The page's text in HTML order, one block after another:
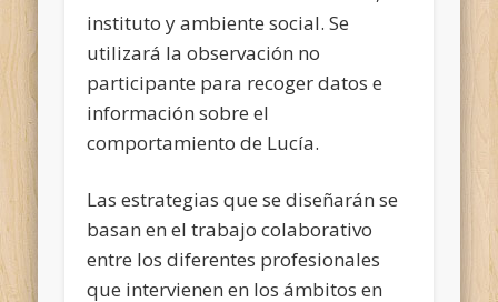
instituto y ambiente social. Se
utilizará la observación no
participante para recoger datos e
información sobre el
comportamiento de Lucía.
Las estrategias que se diseñarán se
basan en el trabajo colaborativo
entre los diferentes profesionales
que intervienen en los ámbitos en